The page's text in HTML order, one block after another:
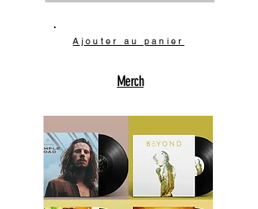
Ajouter au panier
Merch